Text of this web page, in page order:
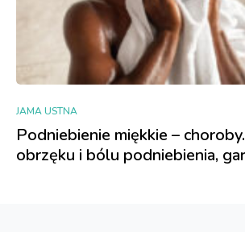
JAMA USTNA
Podniebienie miękkie –
obrzęku i bólu podniebienia,